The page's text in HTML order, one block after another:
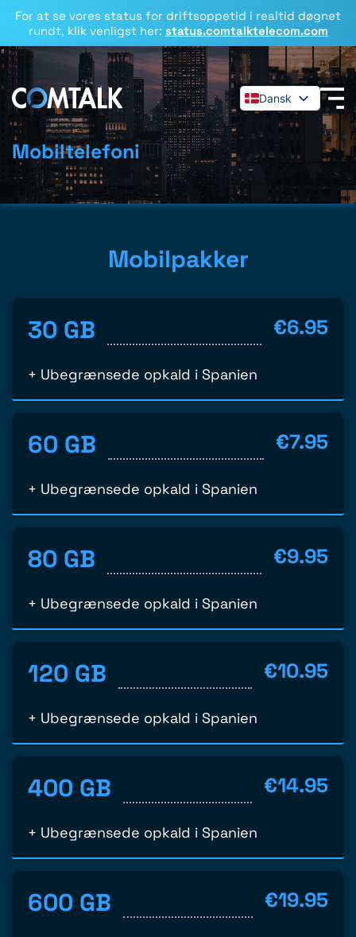
For at se vores status for driftsoppetid i realtid døgnet
rundt, klik venligst her: status.comtalktelecom.com
Dansk
English
Español
Français
Mobiltelefoni
Mobilpakker
30 GB €6.95
+ Ubegrænsede opkald i Spanien
60 GB €7.95
+ Ubegrænsede opkald i Spanien
80 GB €9.95
+ Ubegrænsede opkald i Spanien
120 GB €10.95
+ Ubegrænsede opkald i Spanien
400 GB €14.95
+ Ubegrænsede opkald i Spanien
600 GB €19.95